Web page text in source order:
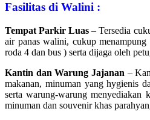
Fasilitas di Walini :
Tempat Parkir Luas – Tersedia
air panas walini, cukup
roda 4 dan bus ) serta dijaga oleh
Kantin dan Warung Jajanan –
makanan, minuman yang hygienis
serta warung-warung menyediakan
minuman dan souvenir khas